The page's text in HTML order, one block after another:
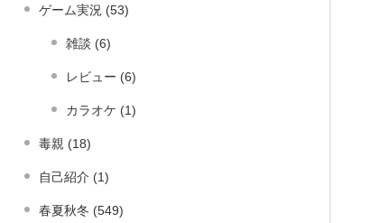
ゲーム実況 (53)
雑談 (6)
レビュー (6)
カラオケ (1)
毒親 (18)
自己紹介 (1)
春夏秋冬 (549)